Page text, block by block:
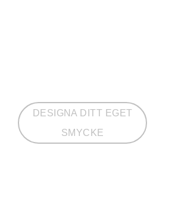
DESIGNA DITT EGET
SMYCKE